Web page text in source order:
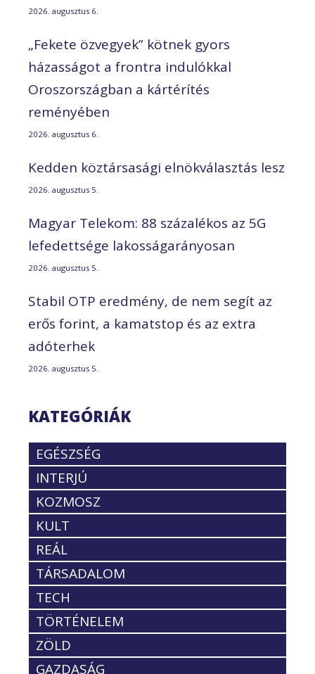
2026. augusztus 6.
„Fekete özvegyek” kötnek gyors
házasságot a frontra indulókkal
Oroszországban a kártérítés
reményében
2026. augusztus 6.
Kedden köztársasági elnökválasztás lesz
2026. augusztus 5.
Magyar Telekom: 88 százalékos az 5G
lefedettsége lakosságarányosan
2026. augusztus 5.
Stabil OTP eredmény, de nem segít az
erős forint, a kamatstop és az extra
adóterhek
2026. augusztus 5.
KATEGÓRIÁK
EGÉSZSÉG
INTERJÚ
KOZMOSZ
KULT
REÁL
TÁRSADALOM
TECH
TÖRTÉNELEM
ZÖLD
GAZDASÁG